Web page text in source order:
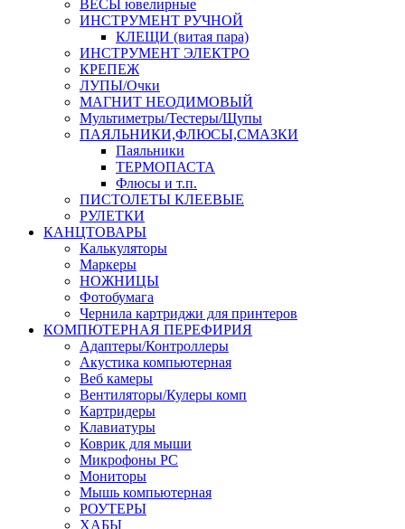
ВЕСЫ ювелирные
ИНСТРУМЕНТ РУЧНОЙ
КЛЕЩИ (витая пара)
ИНСТРУМЕНТ ЭЛЕКТРО
КРЕПЕЖ
ЛУПЫ/Очки
МАГНИТ НЕОДИМОВЫЙ
Мультиметры/Тестеры/Щупы
ПАЯЛЬНИКИ,ФЛЮСЫ,СМАЗКИ
Паяльники
ТЕРМОПАСТА
Флюсы и т.п.
ПИСТОЛЕТЫ КЛЕЕВЫЕ
РУЛЕТКИ
КАНЦТОВАРЫ
Калькуляторы
Маркеры
НОЖНИЦЫ
Фотобумага
Чернила картриджи для принтеров
КОМПЮТЕРНАЯ ПЕРЕФИРИЯ
Адаптеры/Контроллеры
Акустика компьютерная
Веб камеры
Вентиляторы/Кулеры комп
Картридеры
Клавиатуры
Коврик для мыши
Микрофоны PC
Мониторы
Мышь компьютерная
РОУТЕРЫ
ХАБЫ